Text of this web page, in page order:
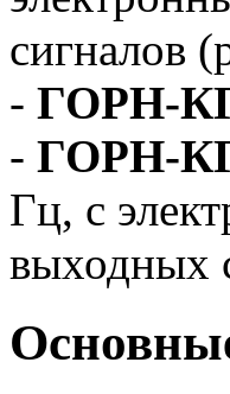
сигналов
- ГОРН-
- ГОРН-
Гц, с
выходных